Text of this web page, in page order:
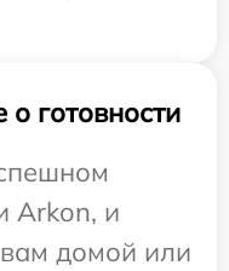
готовности
Arkon, и
домой или